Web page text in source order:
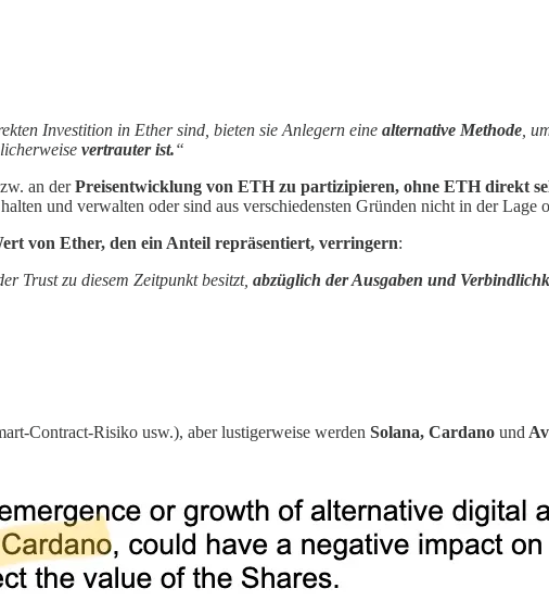
Investition in Ether sind, bieten sie Anlegern eine alternative Methode ,
vertrauter ist.“
an derPreisentwicklung von ETH zu partizipieren, ohne ETH direkt
und verwalten oder sind aus verschiedensten Gründen nicht in der Lage
von Ether, den ein Anteil repräsentiert, verringern:
Trust zu diesem Zeitpunkt besitzt, abzüglich der Ausgaben und
Contract-Risiko usw.), aber lustigerweise werden Solana, Cardano und